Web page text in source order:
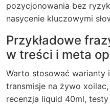
pozycjonowania bez
nasycenie kluczowymi
Przykładowe
w treści i meta
Warto stosować warianty
transmisje na żywo
recenzja liquid 40ml,